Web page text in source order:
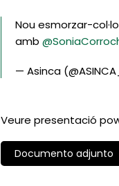
Nou esmorzar-
amb
— Asinca
Veure presentació
Documento adjunto